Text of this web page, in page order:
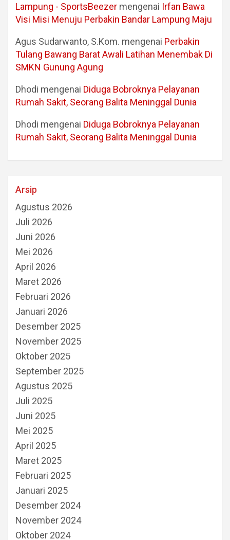
Lampung - SportsBeezer mengenai Irfan Bawa
Visi Misi Menuju Perbakin Bandar Lampung Maju
Agus Sudarwanto, S.Kom. mengenai Perbakin
Tulang Bawang Barat Awali Latihan Menembak Di
SMKN Gunung Agung
Dhodi mengenai Diduga Bobroknya Pelayanan
Rumah Sakit, Seorang Balita Meninggal Dunia
Dhodi mengenai Diduga Bobroknya Pelayanan
Rumah Sakit, Seorang Balita Meninggal Dunia
Arsip
Agustus 2026
Juli 2026
Juni 2026
Mei 2026
April 2026
Maret 2026
Februari 2026
Januari 2026
Desember 2025
November 2025
Oktober 2025
September 2025
Agustus 2025
Juli 2025
Juni 2025
Mei 2025
April 2025
Maret 2025
Februari 2025
Januari 2025
Desember 2024
November 2024
Oktober 2024